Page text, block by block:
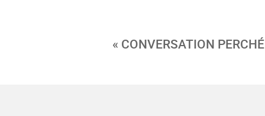
« CONVERSATION